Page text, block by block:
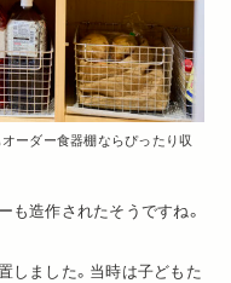
ーダー食器棚ならぴったり収
も造作されたそうですね。
しました。当時は子どもた